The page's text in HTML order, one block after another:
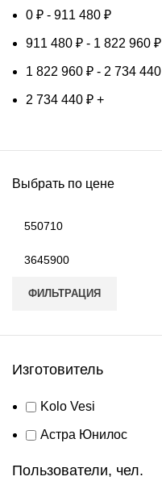
0 ₽ - 911 480 ₽
911 480 ₽ - 1 822 960 ₽
1 822 960 ₽ - 2 734 440
2 734 440 ₽ +
Выбрать по цене
ФИЛЬТРАЦИЯ
Изготовитель
Kolo Vesi
Астра Юнилос
Пользователи, чел.